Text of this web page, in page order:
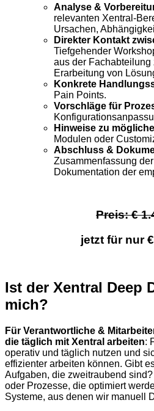
Analyse &
relevanten Xentral-
Ursachen,
Direkter Kontakt
Tiefgehender
aus der Fachabteilung
Erarbeitung von
Konkrete
Pain Points.
Vorschläge für
Hinweise zu
Modulen oder
Abschluss &
Zusammenfassung
Dokumentation der
Preis: €
jetzt für nur
Ist der Xentral Deep
mich?
Für Verantwortliche &
die täglich mit Xentral arbeiten:
operativ und täglich nutzen und
effizienter arbeiten können. Gibt
Aufgaben, die zweitraubend
oder Prozesse, die optimiert
Systeme, aus denen wir manuell